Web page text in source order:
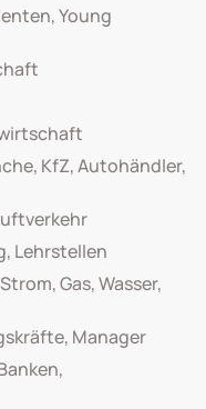
Young
KfZ, Autohändler,
Lehrstellen
Gas, Wasser,
Manager